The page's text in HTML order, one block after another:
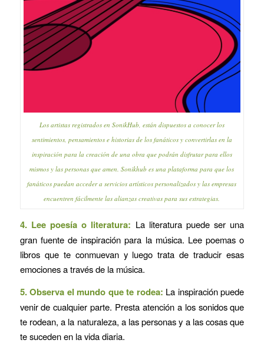
Los artistas registrados en SonikHub, están dispuestos a conocer los
sentimientos, pensamientos e historias de los fanáticos y convertirlas en la
inspiración para la creación de una obra que podrán disfrutar para ellos
mismos y las personas que amen. Sonikhub es una plataforma para que los
fanáticos puedan acceder a servicios artísticos personalizados y las empresas
encuentren fácilmente las alianzas creativas para sus estrategias.
4. Lee poesía o literatura: La literatura puede ser una
gran fuente de inspiración para la música. Lee poemas o
libros que te conmuevan y luego trata de traducir esas
emociones a través de la música.
5. Observa el mundo que te rodea: La inspiración puede
venir de cualquier parte. Presta atención a los sonidos que
te rodean, a la naturaleza, a las personas y a las cosas que
te suceden en la vida diaria.